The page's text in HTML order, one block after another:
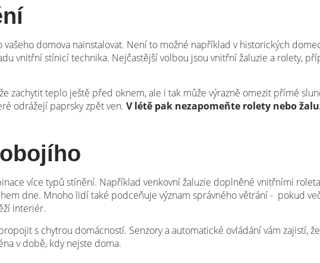
vašeho domova nainstalovat. Není to možné například v historických
vnitřní stínicí technika. Nejčastější volbou jsou vnitřní žaluzie a rolety,
zachytit teplo ještě před oknem, ale i tak může výrazně omezit přímé
odrážejí paprsky zpět ven. V létě pak nezapomeňte rolety nebo
více typů stínění. Například venkovní žaluzie doplněné vnitřními
dne. Mnoho lidí také podceňuje význam správného větrání - pokud
interiér.
s chytrou domácností. Senzory a automatické ovládání vám zajistí,
v době, kdy nejste doma.